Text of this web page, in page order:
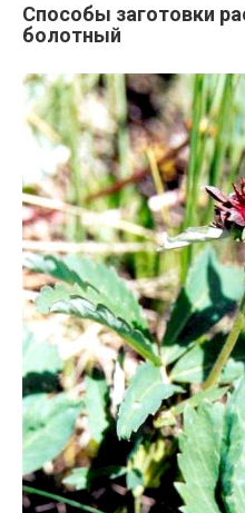
Способы заготовки
болотный